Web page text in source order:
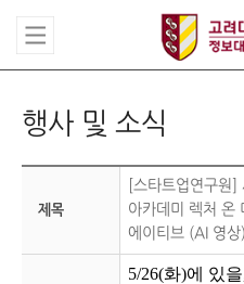
행사 및 소식
제목
[스타트업연구원
아카데미 렉처 온
에이티브 (AI 영상)
5/26(화)에 있